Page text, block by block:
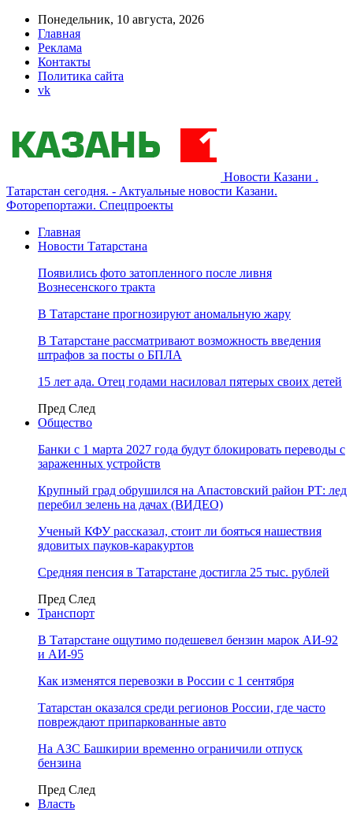
Понедельник, 10 августа, 2026
Главная
Реклама
Контакты
Политика сайта
vk
Новости Казани .
Татарстан сегодня. - Актуальные новости Казани.
Фоторепортажи. Спецпроекты
Главная
Новости Татарстана
Появились фото затопленного после ливня
Вознесенского тракта
В Татарстане прогнозируют аномальную жару
В Татарстане рассматривают возможность введения
штрафов за посты о БПЛА
15 лет ада. Отец годами насиловал пятерых своих детей
Пред След
Общество
Банки с 1 марта 2027 года будут блокировать переводы с
зараженных устройств
Крупный град обрушился на Апастовский район РТ: лед
перебил зелень на дачах (ВИДЕО)
Ученый КФУ рассказал, стоит ли бояться нашествия
ядовитых пауков-каракуртов
Средняя пенсия в Татарстане достигла 25 тыс. рублей
Пред След
Транспорт
В Татарстане ощутимо подешевел бензин марок АИ-92
и АИ-95
Как изменятся перевозки в России с 1 сентября
Татарстан оказался среди регионов России, где часто
повреждают припаркованные авто
На АЗС Башкирии временно ограничили отпуск
бензина
Пред След
Власть